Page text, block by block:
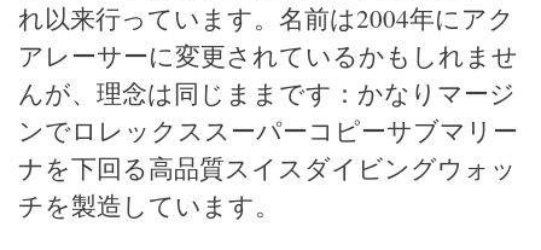
れ以来行っています。名前は2004年にアク
アレーサーに変更されているかもしれませ
んが、理念は同じままです：かなりマージ
ンでロレックススーパーコピーサブマリー
ナを下回る高品質スイスダイビングウォッ
チを製造しています。